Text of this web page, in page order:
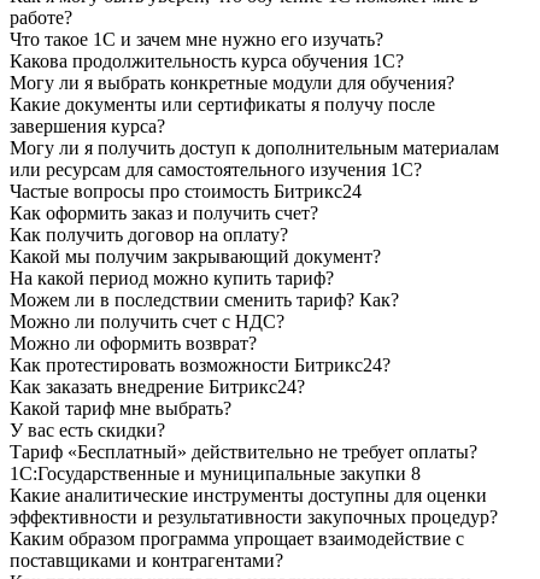
работе?
Что такое 1С и зачем мне нужно его изучать?
Какова продолжительность курса обучения 1С?
Могу ли я выбрать конкретные модули для обучения?
Какие документы или сертификаты я получу после
завершения курса?
Могу ли я получить доступ к дополнительным материалам
или ресурсам для самостоятельного изучения 1С?
Частые вопросы про стоимость Битрикс24
Как оформить заказ и получить счет?
Как получить договор на оплату?
Какой мы получим закрывающий документ?
На какой период можно купить тариф?
Можем ли в последствии сменить тариф? Как?
Можно ли получить счет с НДС?
Можно ли оформить возврат?
Как протестировать возможности Битрикс24?
Как заказать внедрение Битрикс24?
Какой тариф мне выбрать?
У вас есть скидки?
Тариф «Бесплатный» действительно не требует оплаты?
1С:Государственные и муниципальные закупки 8
Какие аналитические инструменты доступны для оценки
эффективности и результативности закупочных процедур?
Каким образом программа упрощает взаимодействие с
поставщиками и контрагентами?